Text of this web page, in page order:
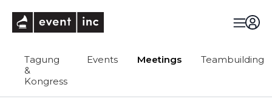
Tagung
&
Kongress
Events Meetings Teambuilding